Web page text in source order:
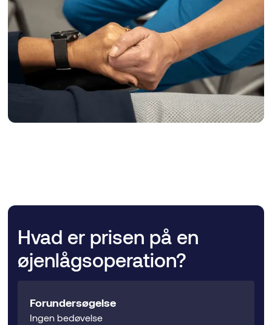
Hvad er prisen på en
øjenlågsoperation?
Forundersøgelse
Ingen bedøvelse